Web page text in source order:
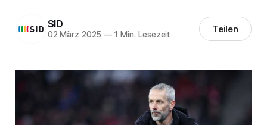
SID
02 März 2025 —1 Min. Lesezeit Teilen